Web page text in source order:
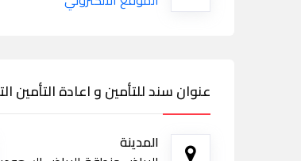
عنوان سند للتأمين و اعادة
المدينة